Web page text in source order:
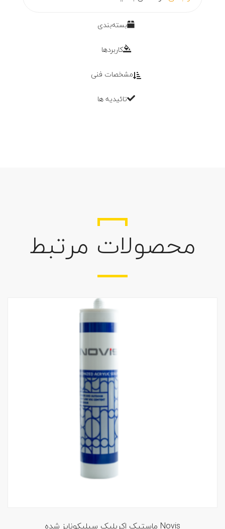
بسته‌بندی
کاربردها
مشخصات فنی
تائیدیه ها
محصولات مرتبط
ماستیک اکریلیک سیلیکونایز شده Novis